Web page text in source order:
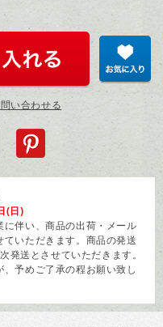
い合わせる
(日)
伴い、商品の出荷・メール
いただきます。商品の発送
発送とさせていただきます。
予めご了承の程お願い致し